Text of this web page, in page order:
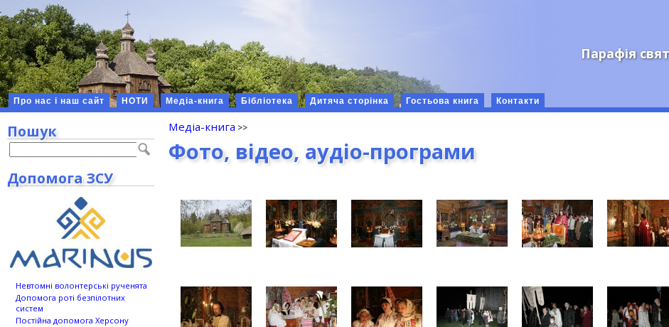
Парафія
Про нас і наш сайт НОТИ Медіа-книга Бібліотека Дитяча сторінка Гостьова книга Контакти
Медіа-книга
Фото, відео, аудіо-програми
Пошук
Допомога ЗСУ
Невтомні волонтерські рученята
Допомога роті безпілотних
систем
Постійна допомога Херсону